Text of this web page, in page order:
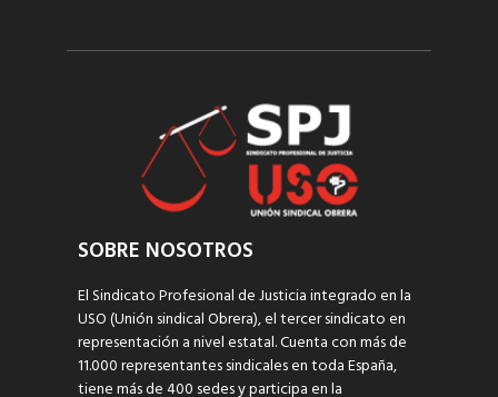
SOBRE NOSOTROS
El Sindicato Profesional de Justicia integrado en la
USO (Unión sindical Obrera), el tercer sindicato en
representación a nivel estatal. Cuenta con más de
11.000 representantes sindicales en toda España,
tiene más de 400 sedes y participa en la